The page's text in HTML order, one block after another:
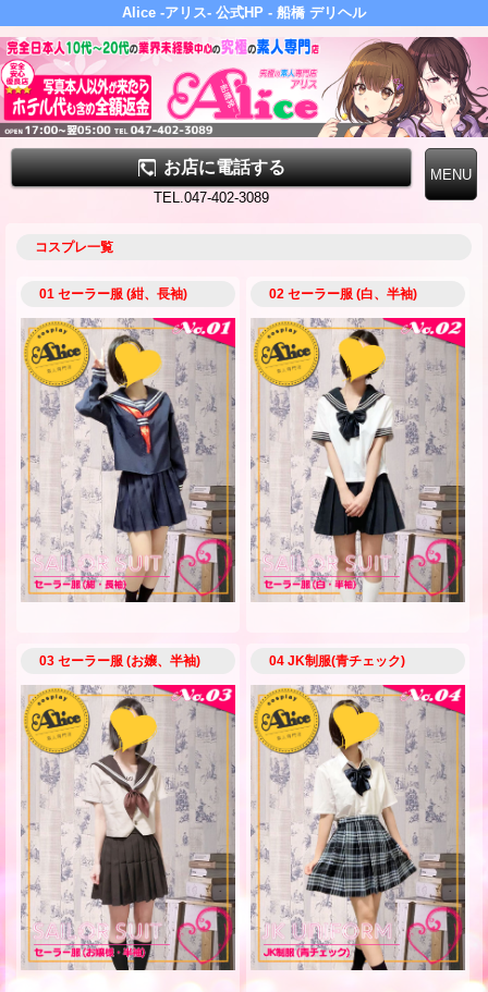
Alice -アリス- 公式HP - 船橋 デリヘル
お店に電話する
TEL.047-402-3089
コスプレ一覧
01 セーラー服 (紺、長袖) 02 セーラー服 (白、半袖)
03 セーラー服 (お嬢、半袖) 04 JK制服(青チェック)